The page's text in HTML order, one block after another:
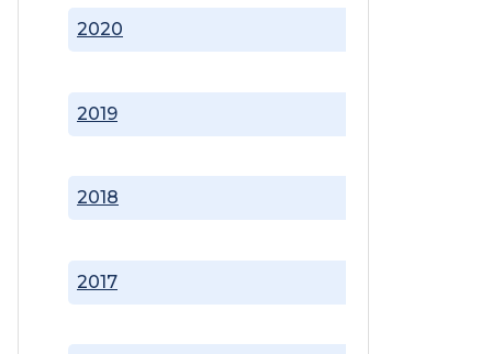
2017
2018
2019
2020